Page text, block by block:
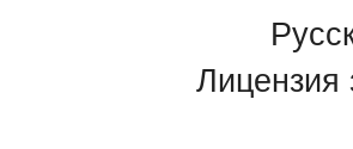
Лицензия